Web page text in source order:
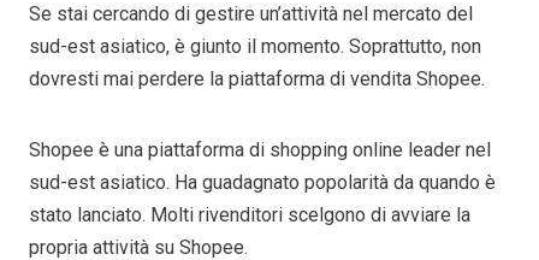
Se stai cercando di gestire un’attività nel mercato del
sud-est asiatico, è giunto il momento. Soprattutto, non
dovresti mai perdere la piattaforma di vendita Shopee.
Shopee è una piattaforma di shopping online leader nel
sud-est asiatico. Ha guadagnato popolarità da quando è
stato lanciato. Molti rivenditori scelgono di avviare la
propria attività su Shopee.